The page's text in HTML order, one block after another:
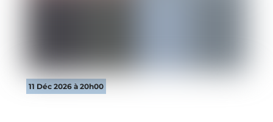
11 Déc 2026 à 20h00